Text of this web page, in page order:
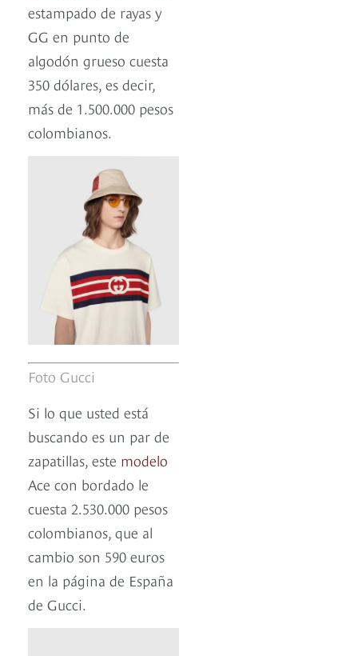
estampado de rayas y
GG en punto de
algodón grueso cuesta
350 dólares, es decir,
más de 1.500.000 pesos
colombianos.
Foto Gucci
Si lo que usted está
buscando es un par de
zapatillas, este modelo
Ace con bordado le
cuesta 2.530.000 pesos
colombianos, que al
cambio son 590 euros
en la página de España
de Gucci.